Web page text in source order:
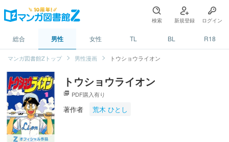
検索 新規登録 ログイン
総合 男性 女性 TL BL R18
マンガ図書館Zトップ 男性漫画 トウショウライオン
トウショウライオン
picture_as_pdf PDF購入有り
著作者 荒木 ひとし